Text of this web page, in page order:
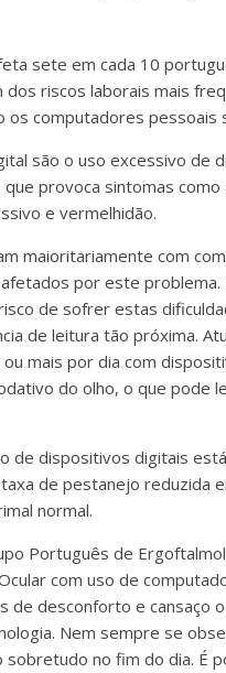
sete em cada 10
riscos laborais mais
os computadores pessoais
são o uso excessivo de
provoca sintomas como
e vermelhidão.
maioritariamente com
por este
de sofrer estas
de leitura tão próxima.
mais por dia com
do olho, o que pode
de dispositivos digitais
de pestanejo reduzida
normal.
Português de
com uso de
de desconforto e cansaço
Nem sempre se
no fim do dia. É